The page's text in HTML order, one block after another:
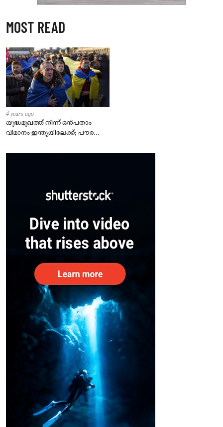
MOST READ
4 years ago
യുദ്ധമുഖത്ത് നിന്ന് ഒൻപതാം
വിമാനം ഇന്ത്യയിലേക്ക്; പൗരന്മാർ
– കേന്ദ്രം